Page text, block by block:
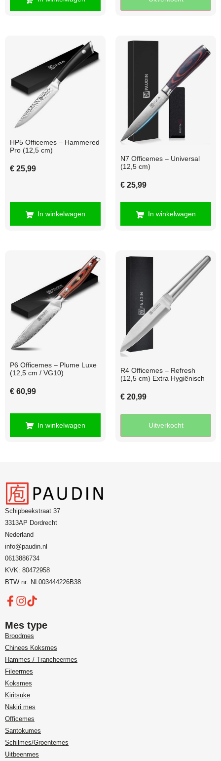
HP5 Officemes – Hammered
Pro (12,5 cm)
€ 25,99
In winkelwagen
N7 Officemes – Universal
(12,5 cm)
€ 25,99
In winkelwagen
P6 Officemes – Plume Luxe
(12,5 cm / VG10)
€ 60,99
In winkelwagen
R4 Officemes – Refresh
(12,5 cm) Extra Hygiënisch
€ 20,99
Uitverkocht
Schipbeekstraat 37
3313AP Dordrecht
Nederland
info@paudin.nl
0613886734
KVK: 80472958
BTW nr: NL003444226B38
Mes type
Broodmes
Chinees Koksmes
Hammes / Trancheermes
Fileermes
Koksmes
Kiritsuke
Nakiri mes
Officemes
Santokumes
Schilmes/Groentemes
Uitbeenmes